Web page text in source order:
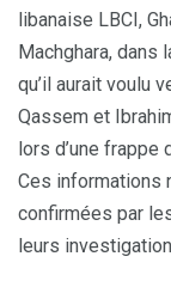
libanaise LBCI,
Machghara, dans
qu’il aurait voulu
Qassem et
lors d’une frappe
Ces informations
confirmées par
leurs